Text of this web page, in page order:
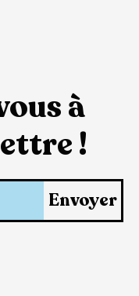
à
!
Envoyer